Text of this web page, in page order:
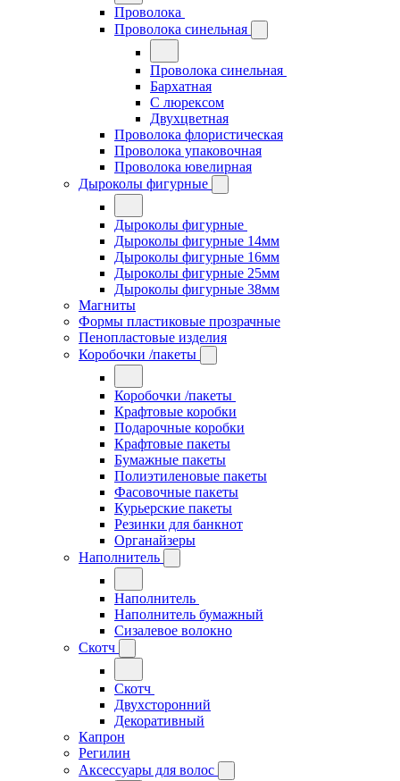
Проволока
Проволока синельная
Проволока синельная
Бархатная
С люрексом
Двухцветная
Проволока флористическая
Проволока упаковочная
Проволока ювелирная
Дыроколы фигурные
Дыроколы фигурные
Дыроколы фигурные 14мм
Дыроколы фигурные 16мм
Дыроколы фигурные 25мм
Дыроколы фигурные 38мм
Магниты
Формы пластиковые прозрачные
Пенопластовые изделия
Коробочки /пакеты
Коробочки /пакеты
Крафтовые коробки
Подарочные коробки
Крафтовые пакеты
Бумажные пакеты
Полиэтиленовые пакеты
Фасовочные пакеты
Курьерские пакеты
Резинки для банкнот
Органайзеры
Наполнитель
Наполнитель
Наполнитель бумажный
Сизалевое волокно
Скотч
Скотч
Двухсторонний
Декоративный
Капрон
Регилин
Аксессуары для волос